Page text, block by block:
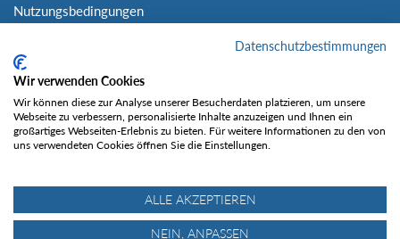
Nutzungsbedingungen
Social Media
Gefällt mir
Datenschutzbestimmungen
Wir verwenden Cookies
Wir können diese zur Analyse unserer Besucherdaten platzieren, um unsere
Webseite zu verbessern, personalisierte Inhalte anzuzeigen und Ihnen ein
großartiges Webseiten-Erlebnis zu bieten. Für weitere Informationen zu den von
uns verwendeten Cookies öffnen Sie die Einstellungen.
ALLE AKZEPTIEREN
NEIN, ANPASSEN